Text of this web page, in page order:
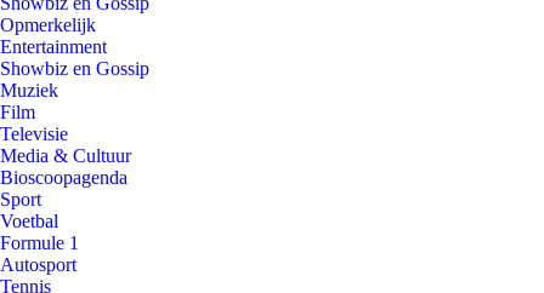
Opmerkelijk
Entertainment
Showbiz en Gossip
Muziek
Film
Televisie
Media & Cultuur
Bioscoopagenda
Sport
Voetbal
Formule 1
Autosport
Tennis